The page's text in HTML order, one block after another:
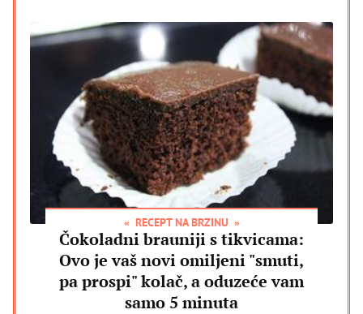
RECEPT NA BRZINU
Čokoladni brauniji s tikvicama:
Ovo je vaš novi omiljeni "smuti,
pa prospi" kolač, a oduzeće vam
samo 5 minuta